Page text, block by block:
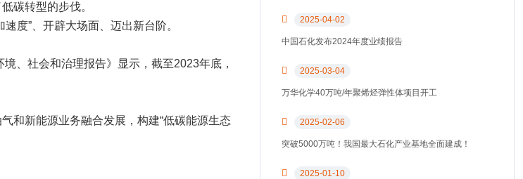
碳转型的步伐。
度”、开辟大场面、迈出新台阶。
、社会和治理报告》显示，截至2023年底，
和新能源业务融合发展，构建“低碳能源生态
2025-04-02
中国石化发布2024年度业绩报告
2025-03-04
万华化学40万吨/年聚烯烃弹性体项目开工
2025-02-06
突破5000万吨！我国最大石化产业基地全面建成！
2025-01-10